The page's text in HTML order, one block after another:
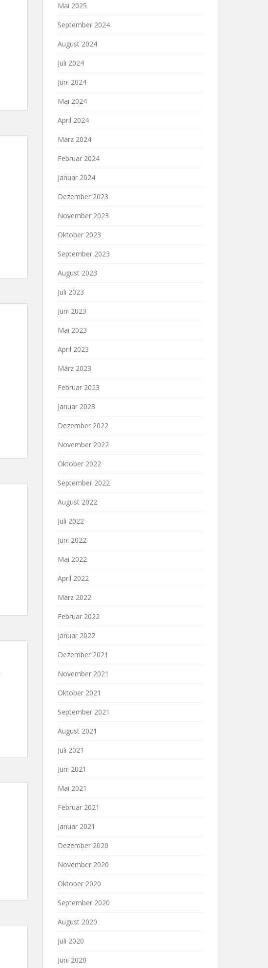
Mai 2025
September 2024
August 2024
Juli 2024
Juni 2024
Mai 2024
April 2024
März 2024
Februar 2024
Januar 2024
Dezember 2023
November 2023
Oktober 2023
September 2023
August 2023
Juli 2023
Juni 2023
Mai 2023
April 2023
März 2023
Februar 2023
Januar 2023
Dezember 2022
November 2022
Oktober 2022
September 2022
August 2022
Juli 2022
Juni 2022
Mai 2022
April 2022
März 2022
Februar 2022
Januar 2022
Dezember 2021
November 2021
Oktober 2021
September 2021
August 2021
Juli 2021
Juni 2021
Mai 2021
Februar 2021
Januar 2021
Dezember 2020
November 2020
Oktober 2020
September 2020
August 2020
Juli 2020
Juni 2020